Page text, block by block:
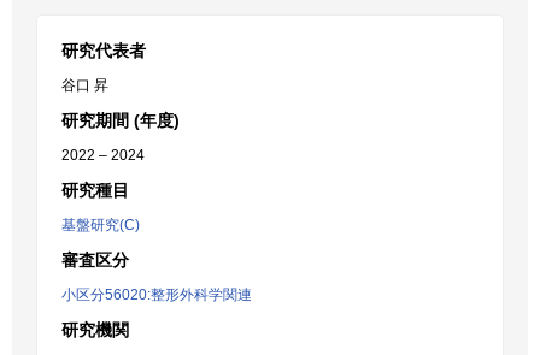
研究代表者
谷口 昇
研究期間 (年度)
2022 – 2024
研究種目
基盤研究(C)
審査区分
小区分56020:整形外科学関連
研究機関